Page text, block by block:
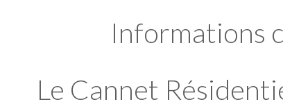
Informations
Le Cannet